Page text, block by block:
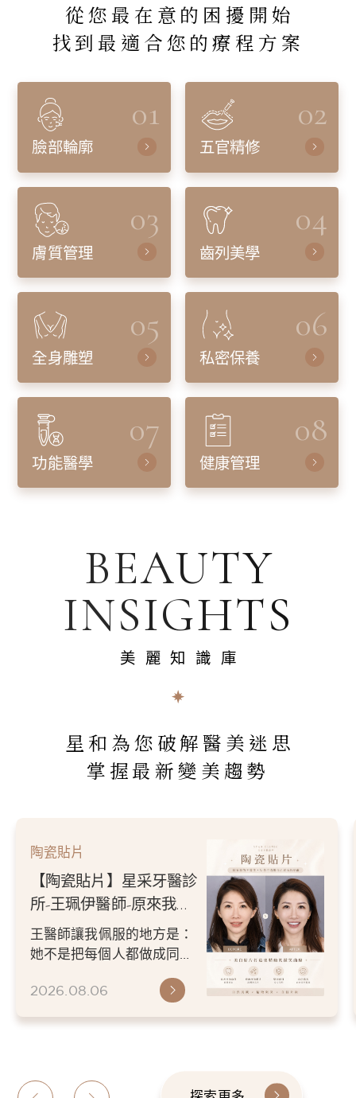
從您最在意的困擾開始
找到最適合您的療程方案
01
臉部輪廓
02
五官精修
03
膚質管理
04
齒列美學
05
全身雕塑
06
私密保養
07
功能醫學
08
健康管理
BEAUTY
INSIGHTS
美麗知識庫
星和為您破解醫美迷思
掌握最新變美趨勢
陶瓷貼片
【陶瓷貼片】星采牙醫診
所-王珮伊醫師-原來我的
不愛笑，只是不喜歡自己
原本的牙齒
王醫師讓我佩服的地方是：
她不是把每個人都做成同一
更適合自己的樣子。 現...
2026.08.06